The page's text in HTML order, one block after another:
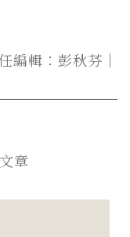
編輯：彭秋芬｜
章